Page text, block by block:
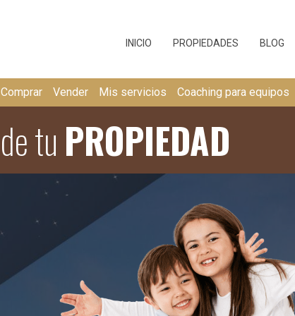
INICIO PROPIEDADES BLOG
Comprar Vender Mis servicios Coaching para equipos
de tu PROPIEDAD